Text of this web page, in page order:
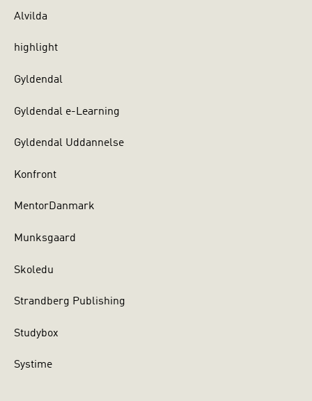
Alvilda
highlight
Gyldendal
Gyldendal e-Learning
Gyldendal Uddannelse
Konfront
MentorDanmark
Munksgaard
Skoledu
Strandberg Publishing
Studybox
Systime